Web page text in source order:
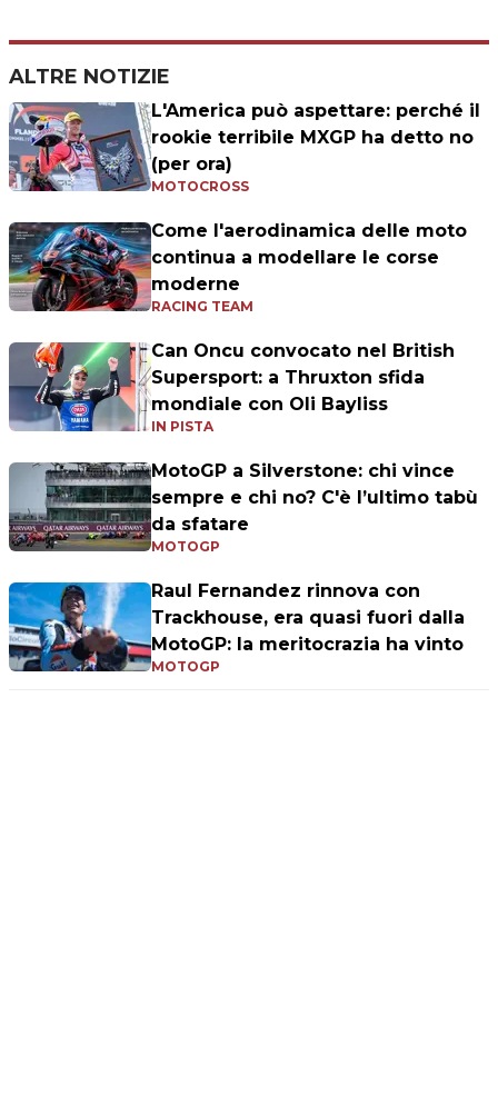
ALTRE NOTIZIE
L'America può aspettare: perché il
rookie terribile MXGP ha detto no
(per ora)
MOTOCROSS
Come l'aerodinamica delle moto
continua a modellare le corse
moderne
RACING TEAM
Can Oncu convocato nel British
Supersport: a Thruxton sfida
mondiale con Oli Bayliss
IN PISTA
MotoGP a Silverstone: chi vince
sempre e chi no? C'è l’ultimo tabù
da sfatare
MOTOGP
Raul Fernandez rinnova con
Trackhouse, era quasi fuori dalla
MotoGP: la meritocrazia ha vinto
MOTOGP